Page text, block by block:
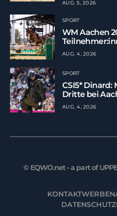
AUG. 5, 2026
SPORT
WM Aachen
AUG. 4, 2026
SPORT
CSI5* Dinard:
Dritte bei
AUG. 4, 2026
© EQWO.net - a part of
KONTAKTWERBEN